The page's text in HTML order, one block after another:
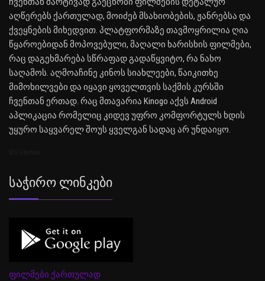
აღწერებს ქართულად, მოიძებ მსახიობების, ჟანრებსა და
ქვეყნების მიხედვით. პლატფორმაზე თავმოყრილია ღია
წყაროებიდან მოპოვებული, მაღალი ხარისხის ფილმები,
რაც დაგეხმარება სწრაფად გადაწყვიტო, რა ნახო
საღამოს. აღმოაჩინე კინოს სიახლეები, წაიკითხე
მიმოხილვები და იყავი ყოველთვის საქმის კურსში
ჩვენთან ერთად. რაც მთავარია Kinogo აქვს Android
აპლიკაცია რომელიც კიდევ უფრო კომფორტულს ხდის
უყურო საყვარელ შოუს ყველგან სადაც არ უნდაიყო.
Საჭირო Ლინკები
ფილმები ქართულად